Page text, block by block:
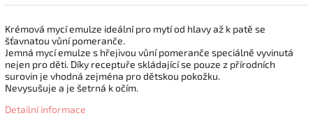
Krémová mycí emulze ideální pro mytí od hlavy až k patě se
šťavnatou vůní pomeranče.
Jemná mycí emulze s hřejivou vůní pomeranče speciálně vyvinutá
nejen pro děti. Díky receptuře skládající se pouze z přírodních
surovin je vhodná zejména pro dětskou pokožku.
Nevysušuje a je šetrná k očím.
Detailní informace